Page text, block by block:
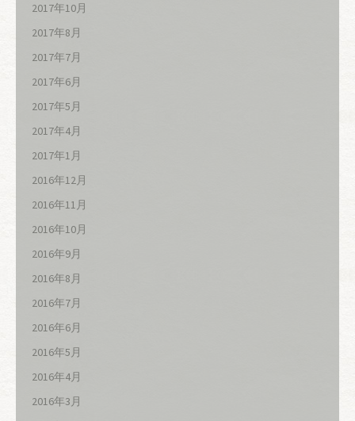
2017年10月
2017年8月
2017年7月
2017年6月
2017年5月
2017年4月
2017年1月
2016年12月
2016年11月
2016年10月
2016年9月
2016年8月
2016年7月
2016年6月
2016年5月
2016年4月
2016年3月